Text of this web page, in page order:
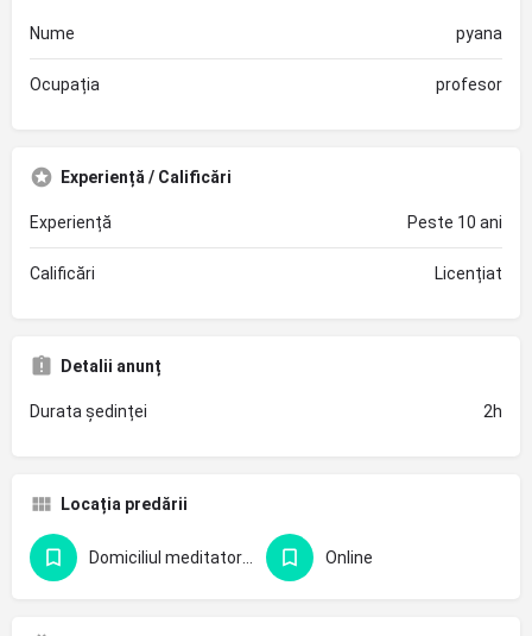
Nume pyana
Ocupația profesor
Experiență / Calificări
Experiență Peste 10 ani
Calificări Licențiat
Detalii anunț
Durata ședinței 2h
Locația predării
Online